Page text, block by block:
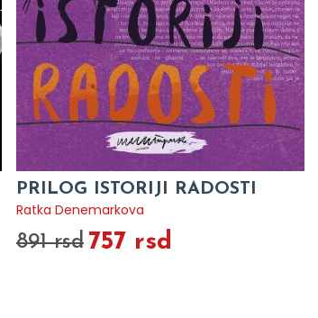
PRILOG ISTORIJI RADOSTI
Ratka Denemarkova
891 rsd 757 rsd